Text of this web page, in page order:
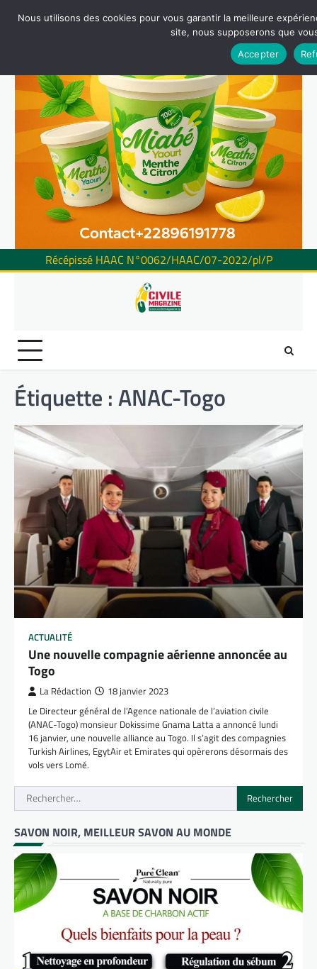
Récépissé HAAC N°0062/HAAC/07-2022/pl/P
Étiquette :ANAC-Togo
ACTUALITÉ
Une nouvelle compagnie aérienne annoncée au
Togo
La Rédaction 18 janvier 2023
Le Directeur général de l’Agence nationale de l’aviation civile
(ANAC-Togo) monsieur Dokissime Gnama Latta a annoncé lundi
16 janvier, une nouvelle alliance au Togo. Il s’agit des compagnies
Turkish Airlines, EgytAir et Emirates qui opèrerons désormais des
vols vers Lomé.
Rechercher :
SAVON NOIR, MEILLEUR SAVON AU MONDE
Nous utilisons des cookies pour vous garantir la meilleure
site, nous supposerons que
Accepter